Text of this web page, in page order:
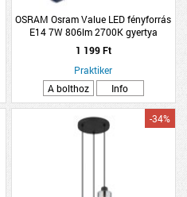
OSRAM Osram Value LED fényforrás
E14 7W 806lm 2700K gyertya
melegfehér filament üveg
1 199 Ft
Praktiker
A bolthoz
Info
-34%